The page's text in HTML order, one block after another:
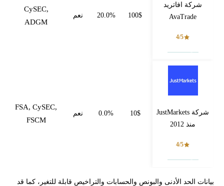
شركة افاتريد
AvaTrade
4/5
100$
20.0% نعم
CySEC,
ADGM
شركة JustMarkets
منذ 2012
4/5
10$
0.0% نعم
FSA, CySEC,
FSCM
بيانات الحد الأدنى والبونص والحسابات والتراخيص قابلة للتغير، كما قد